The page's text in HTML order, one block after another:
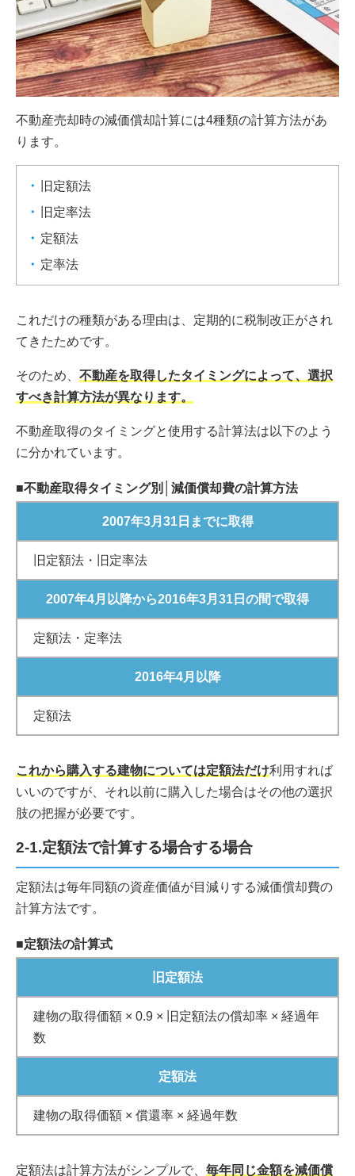
不動産売却時の減価償却計算には4種類の計算方法があ
ります。
旧定額法
旧定率法
定額法
定率法
これだけの種類がある理由は、定期的に税制改正がされ
てきたためです。
そのため、 不動産を取得したタイミングによって、選択
すべき計算方法が異なります。
不動産取得のタイミングと使用する計算法は以下のよう
に分かれています。
■不動産取得タイミング別│減価償却費の計算方法
2007年3月31日までに取得
旧定額法・旧定率法
2007年4月以降から2016年3月31日の間で取得
定額法・定率法
2016年4月以降
定額法
これから購入する建物については定額法だけ利用すれば
いいのですが、それ以前に購入した場合はその他の選択
肢の把握が必要です。
2-1.定額法で計算する場合する場合
定額法は毎年同額の資産価値が目減りする減価償却費の
計算方法です。
■定額法の計算式
旧定額法
建物の取得価額 × 0.9 × 旧定額法の償却率 × 経過年
数
定額法
建物の取得価額 × 償還率 × 経過年数
定額法は計算方法がシンプルで、 毎年同じ金額を減価償